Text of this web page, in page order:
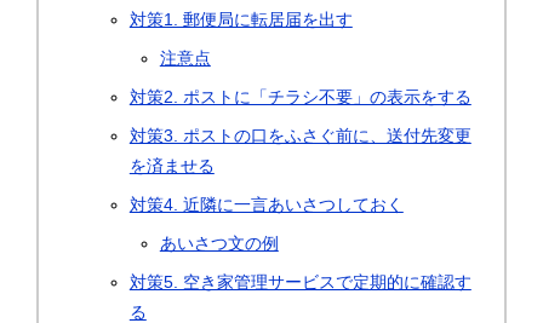
対策1. 郵便局に転居届を出す
注意点
対策2. ポストに「チラシ不要」の表示をする
対策3. ポストの口をふさぐ前に、送付先変更
を済ませる
対策4. 近隣に一言あいさつしておく
あいさつ文の例
対策5. 空き家管理サービスで定期的に確認す
る